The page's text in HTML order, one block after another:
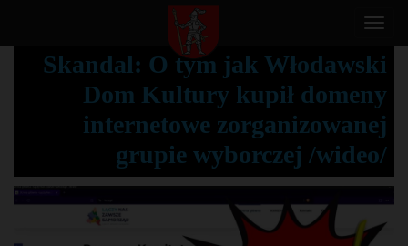
T
g
g
l
e
n
a
v
i
Skandal: O tym jak Włodawski
Dom Kultury kupił domeny
internetowe zorganizowanej
grupie wyborczej /wideo/